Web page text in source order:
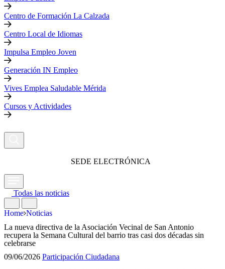
Centro de Formación La Calzada
Centro Local de Idiomas
Impulsa Empleo Joven
Generación IN Empleo
Vives Emplea Saludable Mérida
Cursos y Actividades
SEDE ELECTRÓNICA
Todas las noticias
Home Noticias
La nueva directiva de la Asociación Vecinal de San Antonio
recupera la Semana Cultural del barrio tras casi dos décadas sin
celebrarse
09/06/2026 Participación Ciudadana